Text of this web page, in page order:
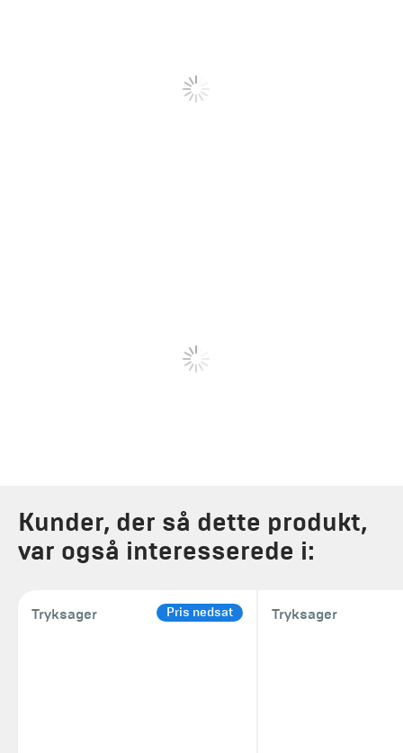
Kunder, der så dette produkt,
var også interesserede i:
Tryksager Pris nedsat Tryksager